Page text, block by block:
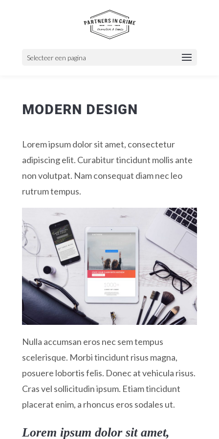
Selecteer een pagina
MODERN DESIGN
Lorem ipsum dolor sit amet, consectetur
adipiscing elit. Curabitur tincidunt mollis ante
non volutpat. Nam consequat diam nec leo
rutrum tempus.
Nulla accumsan eros nec sem tempus
scelerisque. Morbi tincidunt risus magna,
posuere lobortis felis. Donec at vehicula risus.
Cras vel sollicitudin ipsum. Etiam tincidunt
placerat enim, a rhoncus eros sodales ut.
Lorem ipsum dolor sit amet,